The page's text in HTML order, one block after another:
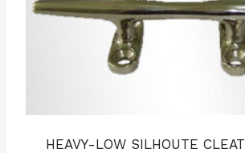
HEAVY-LOW SILHOUTE CLEAT